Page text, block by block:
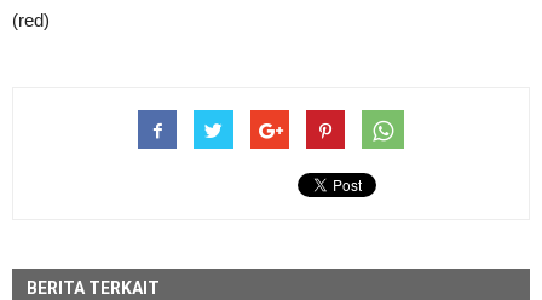
(red)
BERITA TERKAIT